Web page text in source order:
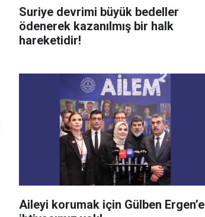
Suriye devrimi büyük bedeller
ödenerek kazanılmış bir halk
hareketidir!
Aileyi korumak için Gülben Ergen’e